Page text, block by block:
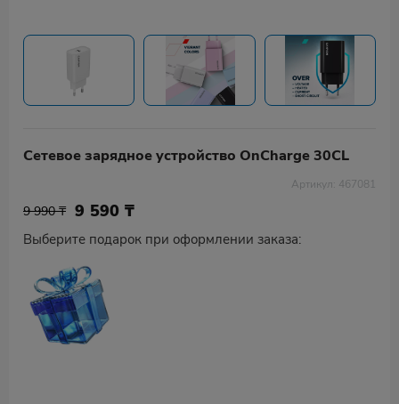
Сетевое зарядное устройство OnCharge 30CL
Артикул: 467081
9 990 ₸ 9 590₸
Выберите подарок при оформлении заказа: